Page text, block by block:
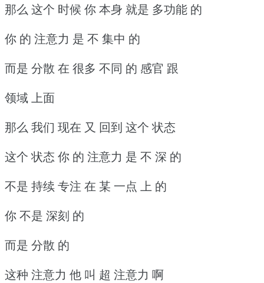
那么 这个 时候 你 本身 就是 多功能 的
你 的 注意力 是 不 集中 的
而是 分散 在 很多 不同 的 感官 跟
领域 上面
那么 我们 现在 又 回到 这个 状态
这个 状态 你 的 注意力 是 不 深 的
不是 持续 专注 在 某 一点 上 的
你 不是 深刻 的
而是 分散 的
这种 注意力 他 叫 超 注意力 啊